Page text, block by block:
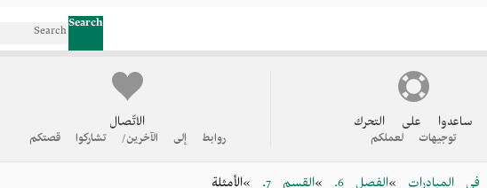
Search
ساعدوا على التحرك
توجيهات لعملكم
الاتّصال
روابط إلى الآخرين/ تشاركوا قصتكم